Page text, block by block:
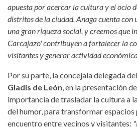
apuesta por acercar la cultura y el ocio
distritos de la ciudad. Anaga cuenta
una gran riqueza social, y creemos que
Carcajazo' contribuyen a fortalecer la
visitantes y generar actividad
Por su parte, la concejala delegada del
Gladis de León, en la presentación
importancia de trasladar la cultura a
del humor, para transformar
encuentro entre vecinos y visitantes: